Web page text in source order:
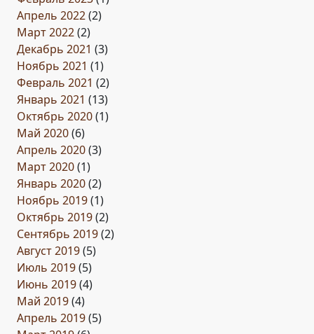
Апрель 2022(2)
Март 2022(2)
Декабрь 2021 (3)
Ноябрь 2021 (1)
Февраль 2021 (2)
Январь 2021 (13)
Октябрь 2020(1)
Май 2020(6)
Апрель 2020(3)
Март 2020(1)
Январь 2020(2)
Ноябрь 2019(1)
Октябрь 2019(2)
Сентябрь 2019(2)
Август 2019(5)
Июль 2019(5)
Июнь 2019(4)
Май 2019(4)
Апрель 2019(5)